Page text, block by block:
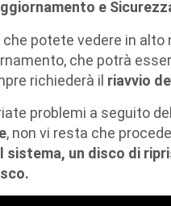
e
potete vedere in
che potrà
richiederà il riavvio
problemi a seguito
, non vi resta che
sistema, un disco di